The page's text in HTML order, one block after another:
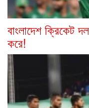
বাংলাদেশ ক্রিকেট
করে!